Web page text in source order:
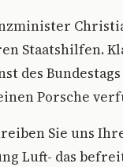
Staatshilfen.
des
Porsche
Sie uns
Luft- das